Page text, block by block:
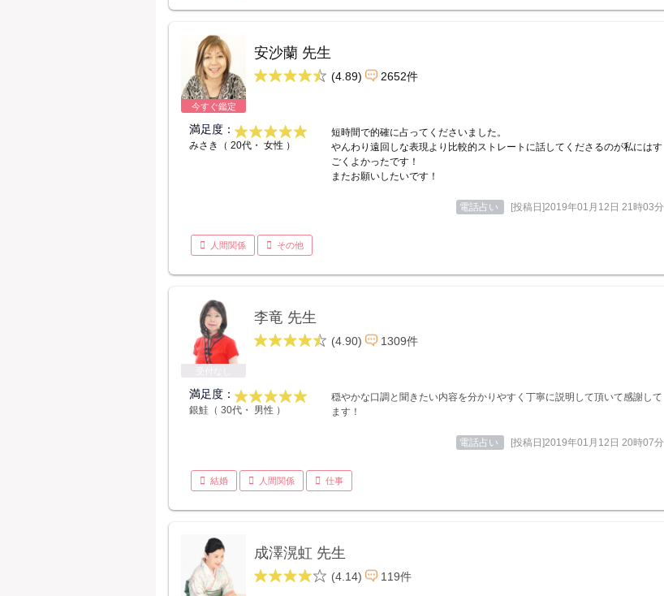
今すぐ鑑定
安沙蘭 先生
(4.89) 2652件
満足度：
みさき（ 20代・ 女性 ）
短時間で的確に占ってくださいました。
やんわり遠回しな表現より比較的ストレートに話してくださるのが私にはす
ごくよかったです！
またお願いしたいです！
電話占い [投稿日]2019年01月12日 21時03分
人間関係 その他
李竜 先生
(4.90) 1309件
満足度：
銀鮭（ 30代・ 男性 ）
穏やかな口調と聞きたい内容を分かりやすく丁寧に説明して頂いて感謝して
ます！
電話占い [投稿日]2019年01月12日 20時07分
結婚 人間関係 仕事
成澤滉虹 先生
(4.14) 119件